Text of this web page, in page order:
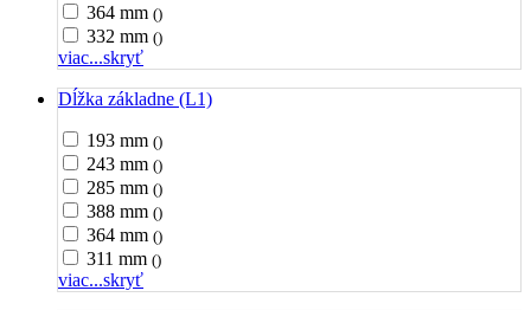
364 mm ()
332 mm ()
viac...skryť
Dĺžka základne (L1)
193 mm ()
243 mm ()
285 mm ()
388 mm ()
364 mm ()
311 mm ()
viac...skryť